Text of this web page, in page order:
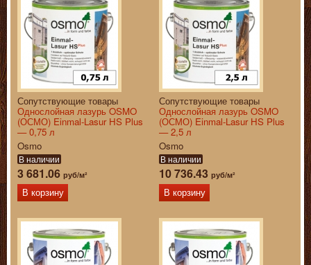
Сопутствующие товары
Однослойная лазурь OSMO
(ОСМО) Einmal-Lasur HS Plus
— 0,75 л
Osmo
В наличии
3 681.06 руб/м²
В корзину
Сопутствующие товары
Однослойная лазурь OSMO
(ОСМО) Einmal-Lasur HS Plus
— 2,5 л
Osmo
В наличии
10 736.43 руб/м²
В корзину